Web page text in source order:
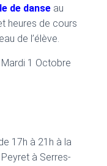
de danseau
heures de cours
de l’élève.
1 Octobre
17h à 21h à la
à Serres-